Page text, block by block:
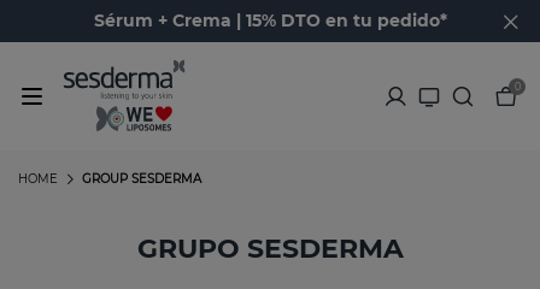
Sérum + Crema | 15% DTO en tu pedido*
0
GROUP SESDERMA
HOME
GRUPO SESDERMA